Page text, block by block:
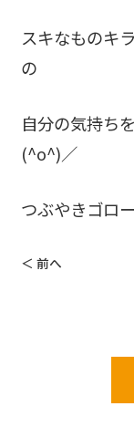
スキなものキ
の
自分の気持ち
(^o^)／
つぶやきゴロ
＜ 前へ